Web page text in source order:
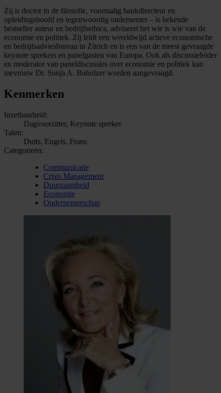
Zij is doctor in de filosofie, voormalig bankdirecteur en
opleidingshoofd en tegenwoordig ondernemer – is bekende
bestseller auteur en bedrijfsethica, adviseert het wie is wie van de
economie en politiek. Zij leidt een wereldwijd actieve economische
en bedrijfsadviesbureau in Zürich en is een van de meest gevraagde
keynote sprekers en panelgasten van Europa. Ook als discussieleider
en moderator van paneldiscussies over economie en politiek kan
mevrouw Dr. Sonja A. Buholzer worden aangevraagd.
Kenmerken
Inzetbaarheid:
Dagvoorzitter, Keynote spreker
Talen:
Duits, Engels, Frans
Categorieën:
Communicatie
Crisis Management
Duurzaamheid
Economie
Ondernemerschap